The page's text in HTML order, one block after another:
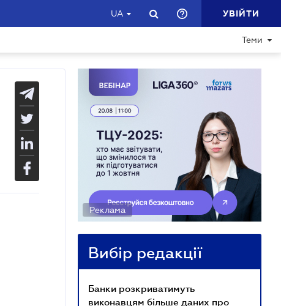
UA УВІЙТИ
Теми
Реклама
Вибір редакції
Банки розкриватимуть
виконавцям більше даних про